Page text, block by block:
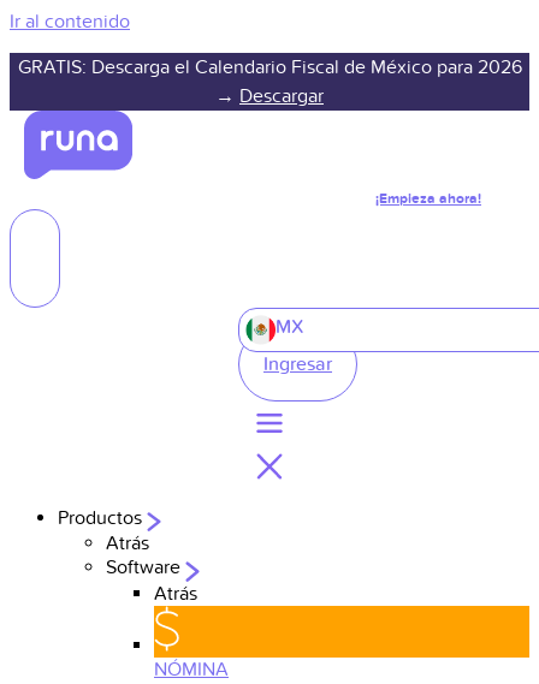
Ir al contenido
GRATIS: Descarga el Calendario Fiscal de México para 2026
→ Descargar
¡Empieza ahora!
MX
Ingresar
Productos
Atrás
Software
Atrás
NÓMINA